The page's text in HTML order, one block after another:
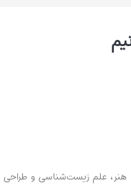
هنر، علم زیست‌شناسی و